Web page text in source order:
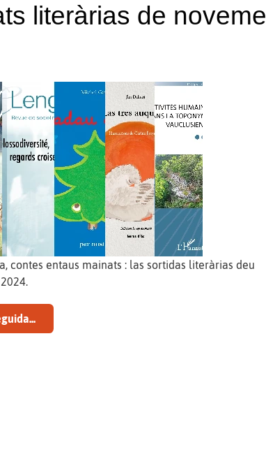
literàrias de noveme
contes entaus mainats : las sortidas literàrias deu